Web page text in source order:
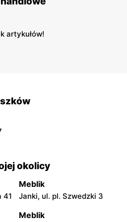
artykułów!
okolicy
41
Meblik
Janki, ul. pl. Szwedzki 3
Meblik